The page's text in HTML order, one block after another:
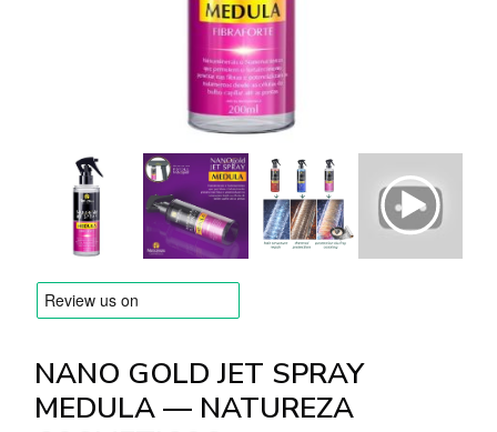
Оплата и доставка
Часто задаваемые вопросы
Контакты
Отзывы
NANO GOLD JET SPRAY
MEDULA — NATUREZA